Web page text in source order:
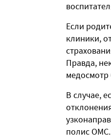
Если
клиники,
Правда,
медосмотр
В случае,
полис ОМС.